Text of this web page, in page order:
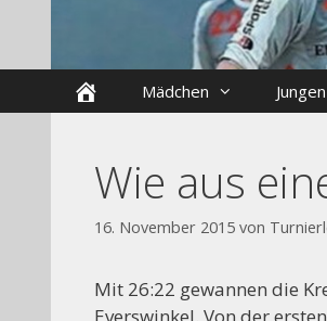
StartseiteMädchen Jungen
Wie aus
16. November 2015 von
Mit 26:22 gewannen die